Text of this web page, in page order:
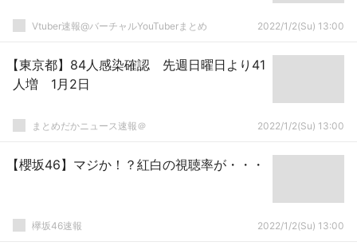
Vtuber速報@バーチャルYouTuberまとめ 2022/1/2(Su) 13:00
【東京都】84人感染確認 先週日曜日より41
人増 1月2日
まとめだかニュース速報＠ 2022/1/2(Su) 13:00
【櫻坂46】マジか！？紅白の視聴率が・・・
欅坂46速報 2022/1/2(Su) 13:00